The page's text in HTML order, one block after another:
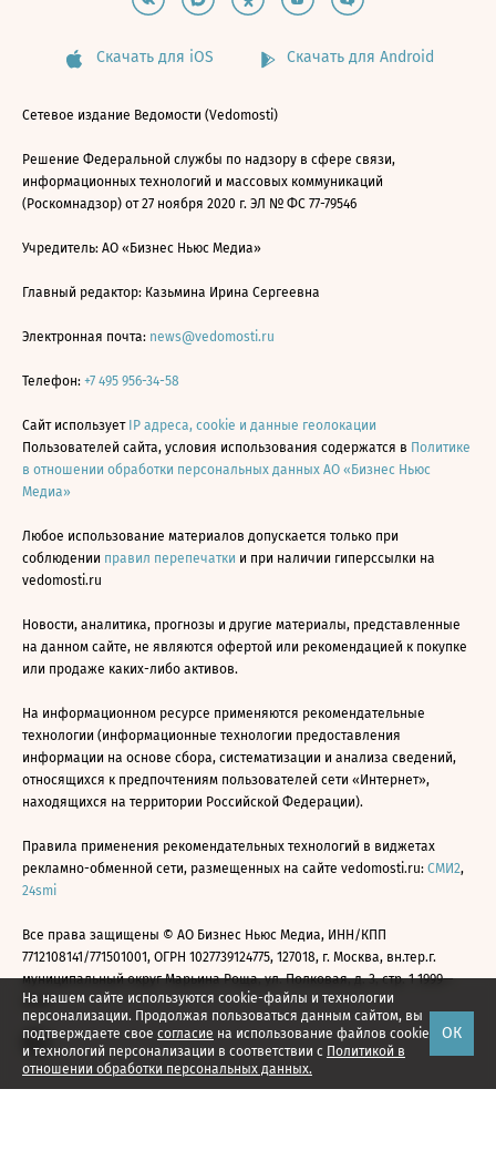
На нашем сайте используются cookie-файлы и технологии
персонализации. Продолжая пользоваться данным сайтом, вы
подтверждаете свое согласие на использование файлов cookie
и технологий персонализации в соответствии с Политикой в
отношении обработки персональных данных.
ОК
Скачать для iOS Скачать для Android
Сетевое издание Ведомости (Vedomosti)
Решение Федеральной службы по надзору в сфере связи,
информационных технологий и массовых коммуникаций
(Роскомнадзор) от 27 ноября 2020 г. ЭЛ № ФС 77-79546
Учредитель: АО «Бизнес Ньюс Медиа»
Главный редактор: Казьмина Ирина Сергеевна
Электронная почта: news@vedomosti.ru
Телефон: +7 495 956-34-58
Сайт использует IP адреса, cookie и данные геолокации
Пользователей сайта, условия использования содержатся в Политике
в отношении обработки персональных данных АО «Бизнес Ньюс
Медиа»
Любое использование материалов допускается только при
соблюдении правил перепечатки и при наличии гиперссылки на
vedomosti.ru
Новости, аналитика, прогнозы и другие материалы, представленные
на данном сайте, не являются офертой или рекомендацией к покупке
или продаже каких-либо активов.
На информационном ресурсе применяются рекомендательные
технологии (информационные технологии предоставления
информации на основе сбора, систематизации и анализа сведений,
относящихся к предпочтениям пользователей сети «Интернет»,
находящихся на территории Российской Федерации).
Правила применения рекомендательных технологий в виджетах
рекламно-обменной сети, размещенных на сайте vedomosti.ru: СМИ2,
24smi
Все права защищены © АО Бизнес Ньюс Медиа, ИНН/КПП
7712108141/771501001, ОГРН 1027739124775, 127018, г. Москва, вн.тер.г.
муниципальный округ Марьина Роща, ул. Полковая, д. 3, стр. 1 1999—
2026